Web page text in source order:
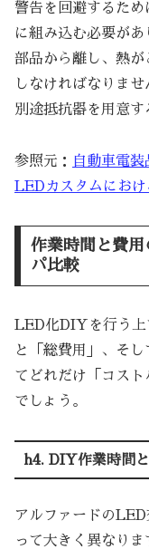
警告を回避するた
に組み込む必要が
部品から離し、熱
しなければなりま
別途抵抗器を用意す
参照元：
自動車電
LEDカスタムにお
作業時間と費
パ比較
LED化DIYを行う上
と「総費用」、そ
てどれだけ「コス
でしょう。
h4. DIY作業時間
アルファードの
って大きく異なりま